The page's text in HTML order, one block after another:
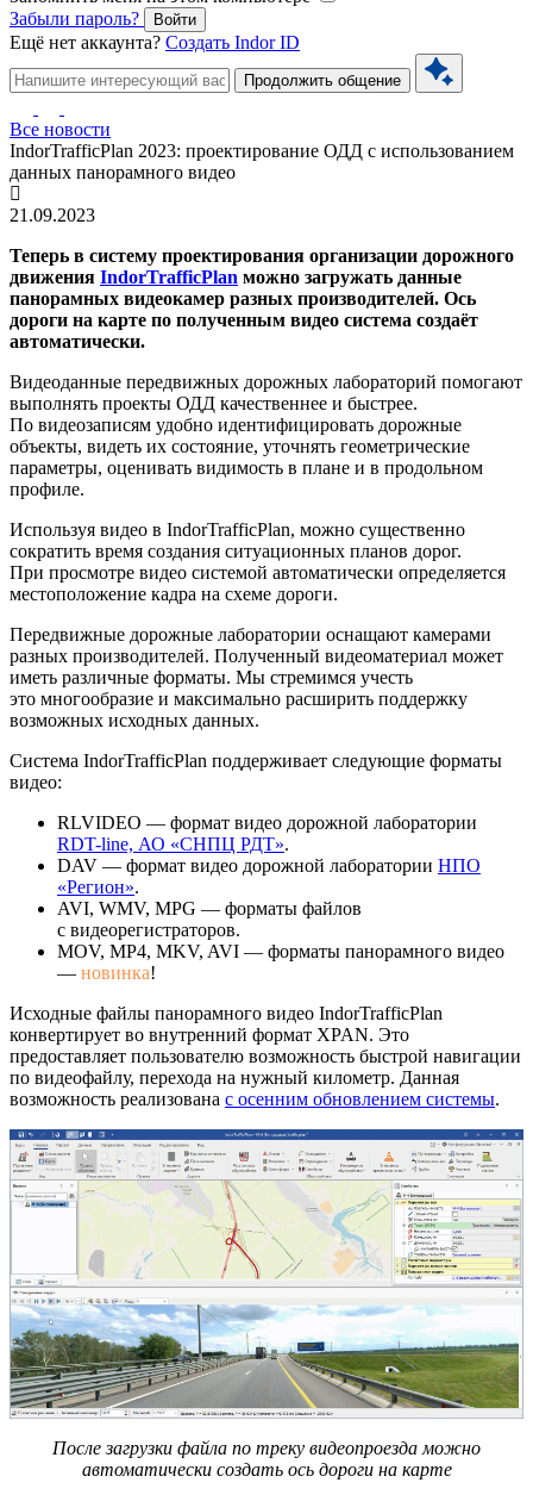
Забыли пароль?
Войти
Ещё нет аккаунта? Создать Indor ID
Продолжить общение
Все новости
IndorTrafficPlan 2023: проектирование ОДД с использованием
данных панорамного видео
21.09.2023
Теперь в систему проектирования организации дорожного
движения IndorTrafficPlan можно загружать данные
панорамных видеокамер разных производителей. Ось
дороги на карте по полученным видео система создаёт
автоматически.
Видеоданные передвижных дорожных лабораторий помогают
выполнять проекты ОДД качественнее и быстрее.
По видеозаписям удобно идентифицировать дорожные
объекты, видеть их состояние, уточнять геометрические
параметры, оценивать видимость в плане и в продольном
профиле.
Используя видео в IndorTrafficPlan, можно существенно
сократить время создания ситуационных планов дорог.
При просмотре видео системой автоматически определяется
местоположение кадра на схеме дороги.
Передвижные дорожные лаборатории оснащают камерами
разных производителей. Полученный видеоматериал может
иметь различные форматы. Мы стремимся учесть
это многообразие и максимально расширить поддержку
возможных исходных данных.
Система IndorTrafficPlan поддерживает следующие форматы
видео:
RLVIDEO — формат видео дорожной лаборатории
RDT-line, АО «СНПЦ РДТ».
DAV — формат видео дорожной лаборатории НПО
«Регион».
AVI, WMV, MPG — форматы файлов
с видеорегистраторов.
MOV, MP4, MKV, AVI — форматы панорамного видео
— новинка!
Исходные файлы панорамного видео IndorTrafficPlan
конвертирует во внутренний формат XPAN. Это
предоставляет пользователю возможность быстрой навигации
по видеофайлу, перехода на нужный километр. Данная
возможность реализована с осенним обновлением системы.
После загрузки файла по треку видеопроезда можно
автоматически создать ось дороги на карте